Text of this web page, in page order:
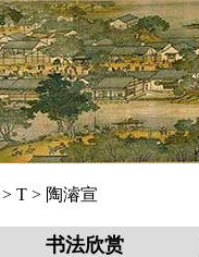
> T > 陶濬宣
书法欣赏